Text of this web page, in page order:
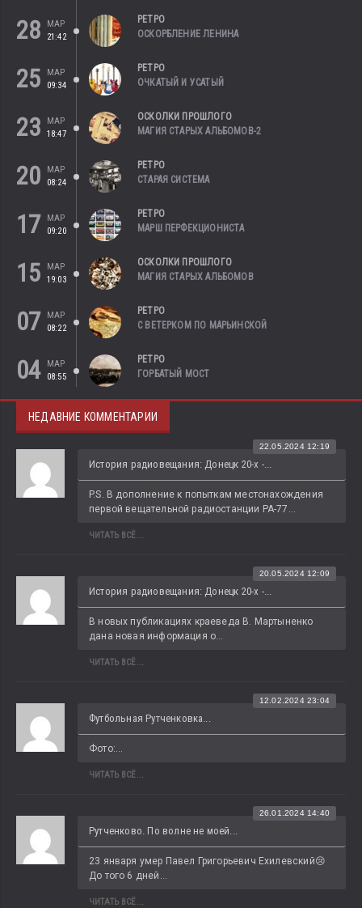
28
МАР
21:42
РЕТРО
ОСКОРБЛЕНИЕ ЛЕНИНА
25
МАР
09:34
РЕТРО
ОЧКАТЫЙ И УСАТЫЙ
23
МАР
18:47
ОСКОЛКИ ПРОШЛОГО
МАГИЯ СТАРЫХ АЛЬБОМОВ-2
20
МАР
08:24
РЕТРО
СТАРАЯ СИСТЕМА
17
МАР
09:20
РЕТРО
МАРШ ПЕРФЕКЦИОНИСТА
15
МАР
19:03
ОСКОЛКИ ПРОШЛОГО
МАГИЯ СТАРЫХ АЛЬБОМОВ
07
МАР
08:22
РЕТРО
С ВЕТЕРКОМ ПО МАРЬИНСКОЙ
04
МАР
08:55
РЕТРО
ГОРБАТЫЙ МОСТ
НЕДАВНИЕ КОММЕНТАРИИ
История радиовещания: Донецк 20-х -...
22.05.2024 12:19
P.S. В дополнение к попыткам местонахождения
первой вещательной радиостанции РА-77...
ЧИТАТЬ ВСЁ...
История радиовещания: Донецк 20-х -...
20.05.2024 12:09
В новых публикациях краеведа В. Мартыненко
дана новая информация о...
ЧИТАТЬ ВСЁ...
Футбольная Рутченковка...
12.02.2024 23:04
Фото:...
ЧИТАТЬ ВСЁ...
Рутченково. По волне не моей...
26.01.2024 14:40
23 января умер Павел Григорьевич Ехилевский😢
До того 6 дней...
ЧИТАТЬ ВСЁ...